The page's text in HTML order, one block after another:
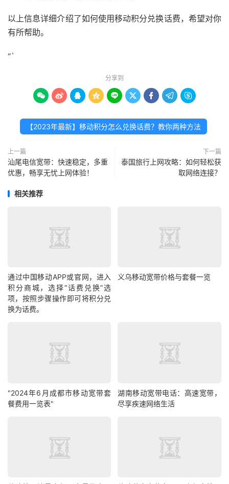
以上信息详细介绍了如何使用移动积分兑换话费，希望对你
有所帮助。
“`
分享到
        
【2023年最新】移动积分怎么兑换话费？教你两种方法
上一篇
汕尾电信宽带：快速稳定，多重
优惠，畅享无忧上网体验！
下一篇
泰国旅行上网攻略：如何轻松获
取网络连接？
相关推荐
通过中国移动APP或官网，进入
积分商城，选择“话费兑换”选
项，按照步骤操作即可将积分兑
换为话费。
义乌移动宽带价格与套餐一览
"2024年6月成都市移动宽带套
餐费用一览表"
湖南移动宽带电话：高速宽带，
尽享疾速网络生活